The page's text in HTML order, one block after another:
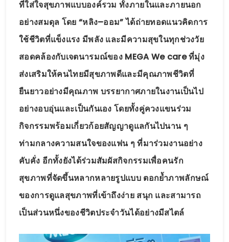
ที่ใส่ใจสุขภาพแบบองค์รวม ทั้งภายในและภายนอก
อย่างสมดุล โดย “หลิง–ออม” ได้ถ่ายทอดแนวคิดการ
ใช้ชีวิตที่แข็งแรง มีพลัง และมีความสุขในทุกช่วงวัย
สอดคล้องกับเจตนารมณ์ของ MEGA We care ที่มุ่ง
ส่งเสริมให้คนไทยมีสุขภาพดีและมีคุณภาพชีวิตที่
ยืนยาวอย่างมีคุณภาพ บรรยากาศภายในงานเป็นไป
อย่างอบอุ่นและเป็นกันเอง โดยทั้งคู่ควงแขนร่วม
กิจกรรมพร้อมเกี่ยวก้อยสัญญาดูแลกันไปนาน ๆ
ท่ามกลางความสนใจของแฟน ๆ ที่มาร่วมงานอย่าง
คับคั่ง อีกทั้งยังได้ร่วมสัมผัสกิจกรรมเพื่อคนรัก
สุขภาพที่จัดขึ้นหลากหลายรูปแบบ ตอกย้ำภาพลักษณ์
ของการดูแลสุขภาพที่เข้าถึงง่าย สนุก และสามารถ
เป็นส่วนหนึ่งของชีวิตประจำวันได้อย่างมีสไตล์